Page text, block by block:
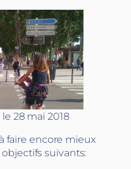
28 mai 2018
faire encore mieux
suivants: